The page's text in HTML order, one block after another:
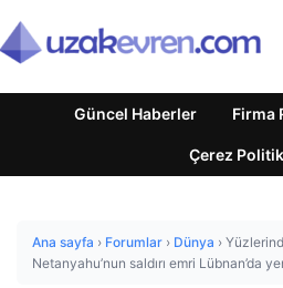
Güncel Haberler Firma
Çerez
Ana sayfa › Forumlar › Dünya ›
Netanyahu’nun saldırı emri Lübnan’da